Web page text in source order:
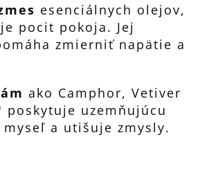
esenciálnych olejov,
pocit pokoja. Jej
zmierniť napätie a
ako Camphor, Vetiver
poskytuje uzemňujúcu
a utišuje zmysly.